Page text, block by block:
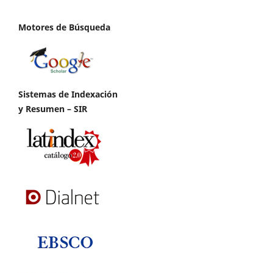
Motores de Búsqueda
Sistemas de Indexación
y Resumen – SIR